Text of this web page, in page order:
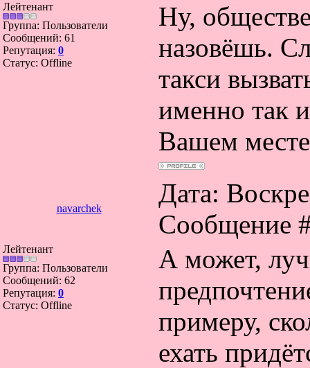
Лейтенант
Группа: Пользователи
Сообщений: 61
Репутация: 0
Статус: Offline
Ну,
назовёшь.
такси
именно так
Вашем
navarchek
Дата:
Сообщение
Лейтенант
Группа: Пользователи
Сообщений: 62
Репутация: 0
Статус: Offline
А может,
примеру,
ехать